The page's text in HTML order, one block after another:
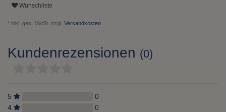
Wunschliste
* inkl. ges. MwSt. zzgl. Versandkosten
Kundenrezensionen (0)
5
0
4
0